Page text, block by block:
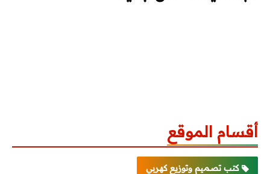
أقسام الموقع
كتب تصميم وتوزيع كهربي